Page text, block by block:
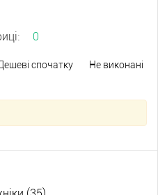
0
спочатку
Не виконані